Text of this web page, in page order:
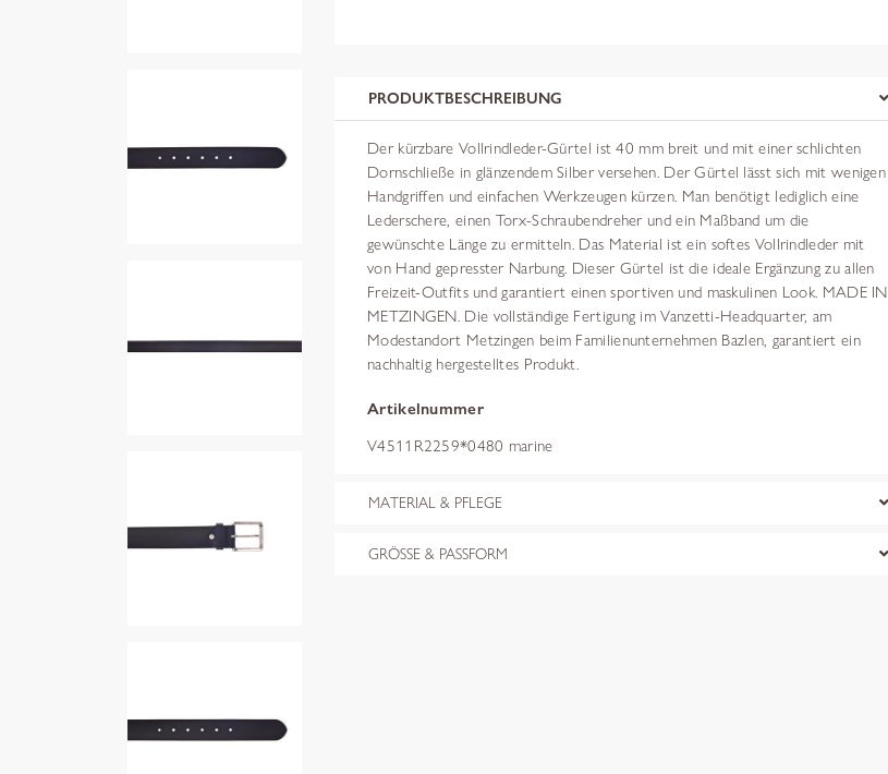
PRODUKTBESCHREIBUNG
Der kürzbare Vollrindleder-Gürtel ist 40 mm breit und mit einer schlichten
Dornschließe in glänzendem Silber versehen. Der Gürtel lässt sich mit wenigen
Handgriffen und einfachen Werkzeugen kürzen. Man benötigt lediglich eine
Lederschere, einen Torx-Schraubendreher und ein Maßband um die
gewünschte Länge zu ermitteln. Das Material ist ein softes Vollrindleder mit
von Hand gepresster Narbung. Dieser Gürtel ist die ideale Ergänzung zu allen
Freizeit-Outfits und garantiert einen sportiven und maskulinen Look. MADE IN
METZINGEN. Die vollständige Fertigung im Vanzetti-Headquarter, am
Modestandort Metzingen beim Familienunternehmen Bazlen, garantiert ein
nachhaltig hergestelltes Produkt.
Artikelnummer
V4511R2259*0480 marine
MATERIAL & PFLEGE
GRÖSSE & PASSFORM